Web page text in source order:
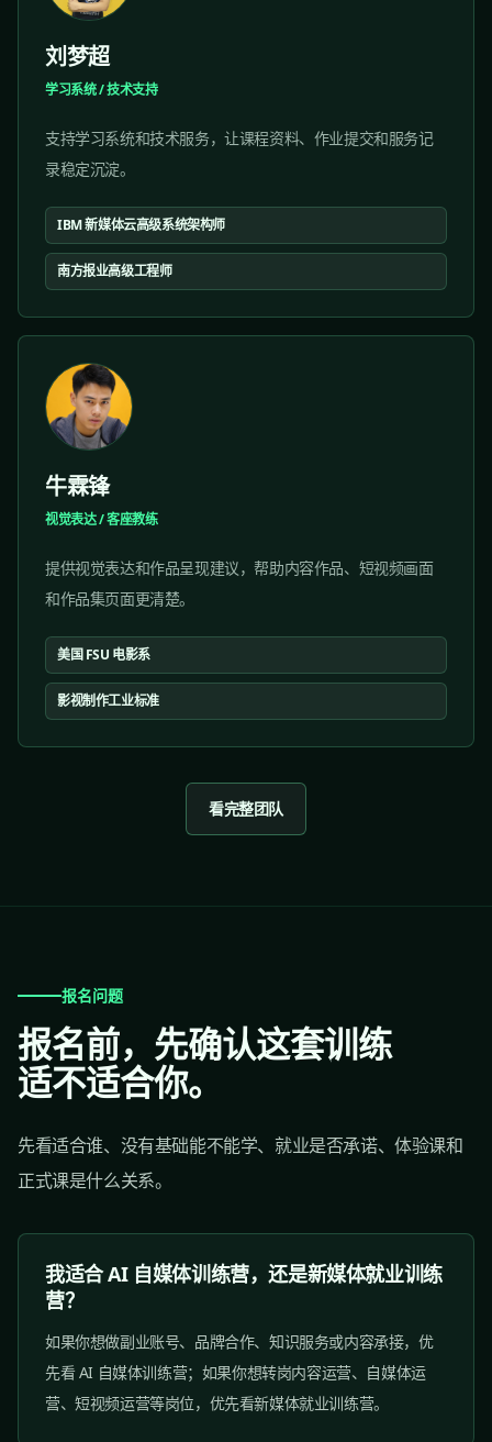
刘梦超
学习系统 / 技术支持
支持学习系统和技术服务，让课程资料、作业提交和服务记
录稳定沉淀。
IBM 新媒体云高级系统架构师
南方报业高级工程师
牛霖锋
视觉表达 / 客座教练
提供视觉表达和作品呈现建议，帮助内容作品、短视频画面
和作品集页面更清楚。
美国 FSU 电影系
影视制作工业标准
看完整团队
报名问题
报名前，先确认这套训练
适不适合你。
先看适合谁、没有基础能不能学、就业是否承诺、体验课和
正式课是什么关系。
我适合 AI 自媒体训练营，还是新媒体就业训练
营？
如果你想做副业账号、品牌合作、知识服务或内容承接，优
先看 AI 自媒体训练营；如果你想转岗内容运营、自媒体运
营、短视频运营等岗位，优先看新媒体就业训练营。